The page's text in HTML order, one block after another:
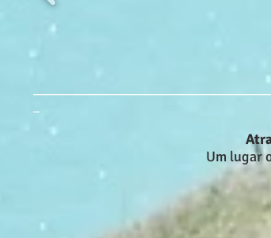
Um lugar